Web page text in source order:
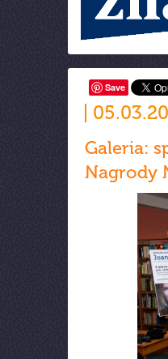
Save
Galeria:
Nagrody